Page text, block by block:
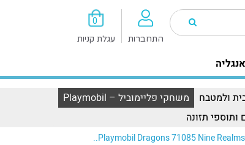
0
עגלת קניות התחברות
ולמטבח
משחקי פליימוביל – Playmobil
ותוספי תזונה
Playmobil Dragons 71085 Nine